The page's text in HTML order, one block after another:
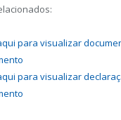
para visualizar
para visualizar